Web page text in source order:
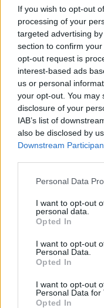
If you wish to opt-out
processing of your
targeted advertising
section to confirm
opt-out request is
interest-based ads
us or personal
your opt-out. You may
disclosure of your
IAB’s list of
also be disclosed by
Downstream
Personal Data
I want to opt-out
personal data.
Opted In
I want to opt-out
Personal Data.
Opted In
I want to opt-out
Personal Data for
Opted In
Sutinku su taisyklėmis
Serviceapply.